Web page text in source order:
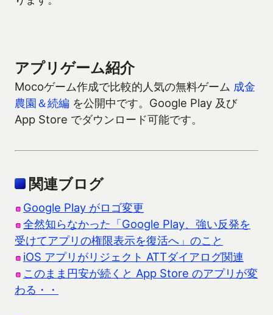
アプリゲーム紹介
Mocoゲーム作成で比較的人気の無料ゲーム 成金
農園＆続編 を公開中です。Google Play 及び
App Store でダウンロード可能です。
関連ブログ
Google Play がロゴ変更
全然知らなかった「Google Play、強い反発を
受けてアプリの権限表示を復活へ」のこと
iOS アプリがリジェクト ATTダイアログ関連
このまま円安が続くと App Store のアプリが変
わる・・